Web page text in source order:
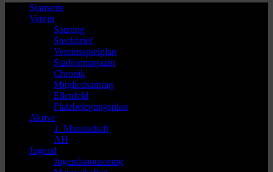
Startseite
Verein
Satzung
Steckbrief
Vereinsspielplan
Stadionmagazin
Chronik
Mitgliedsantrag
Ellenfeld
Platzbelegungsplan
Aktive
1. Mannschaft
AH
Jugend
Jugendsponsoring